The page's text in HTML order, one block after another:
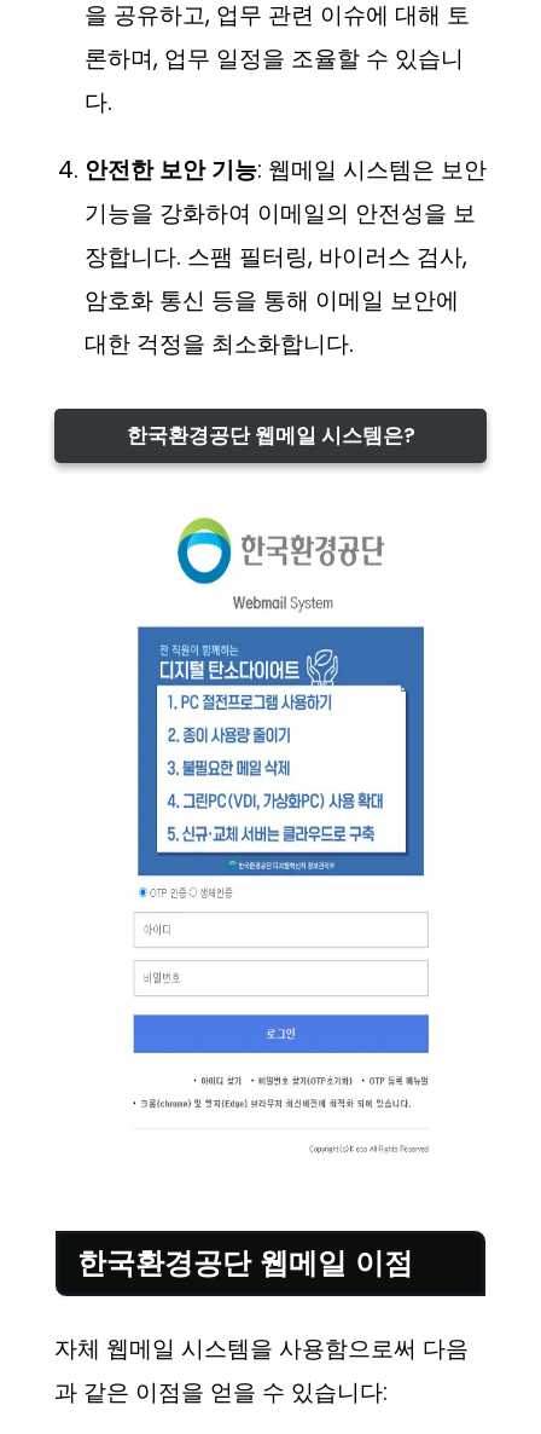
을 공유하고, 업무 관련 이슈에 대해 토
론하며, 업무 일정을 조율할 수 있습니
다.
안전한 보안 기능: 웹메일 시스템은 보안
기능을 강화하여 이메일의 안전성을 보
장합니다. 스팸 필터링, 바이러스 검사,
암호화 통신 등을 통해 이메일 보안에
대한 걱정을 최소화합니다.
한국환경공단 웹메일 시스템은?
한국환경공단 웹메일 이점
자체 웹메일 시스템을 사용함으로써 다음
과 같은 이점을 얻을 수 있습니다: